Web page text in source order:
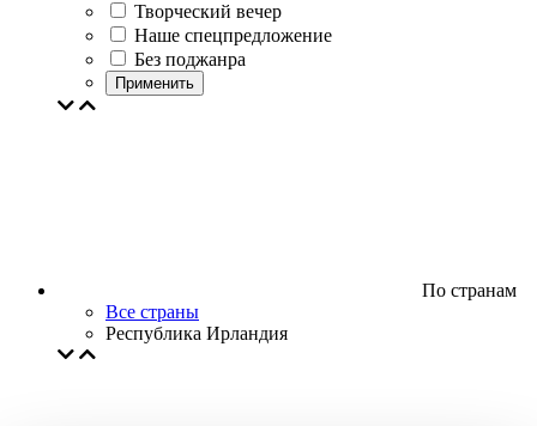
Творческий вечер
Наше спецпредложение
Без поджанра
Применить
По странам
Все страны
Республика Ирландия